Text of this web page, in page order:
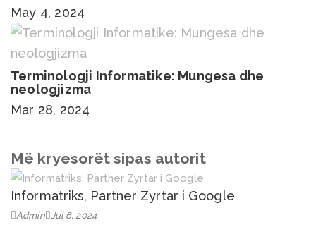
May 4, 2024
Terminologji Informatike: Mungesa dhe
neologjizma
Mar 28, 2024
Më kryesorët sipas autorit
Informatriks, Partner Zyrtar i Google
Admin Jul 6, 2024